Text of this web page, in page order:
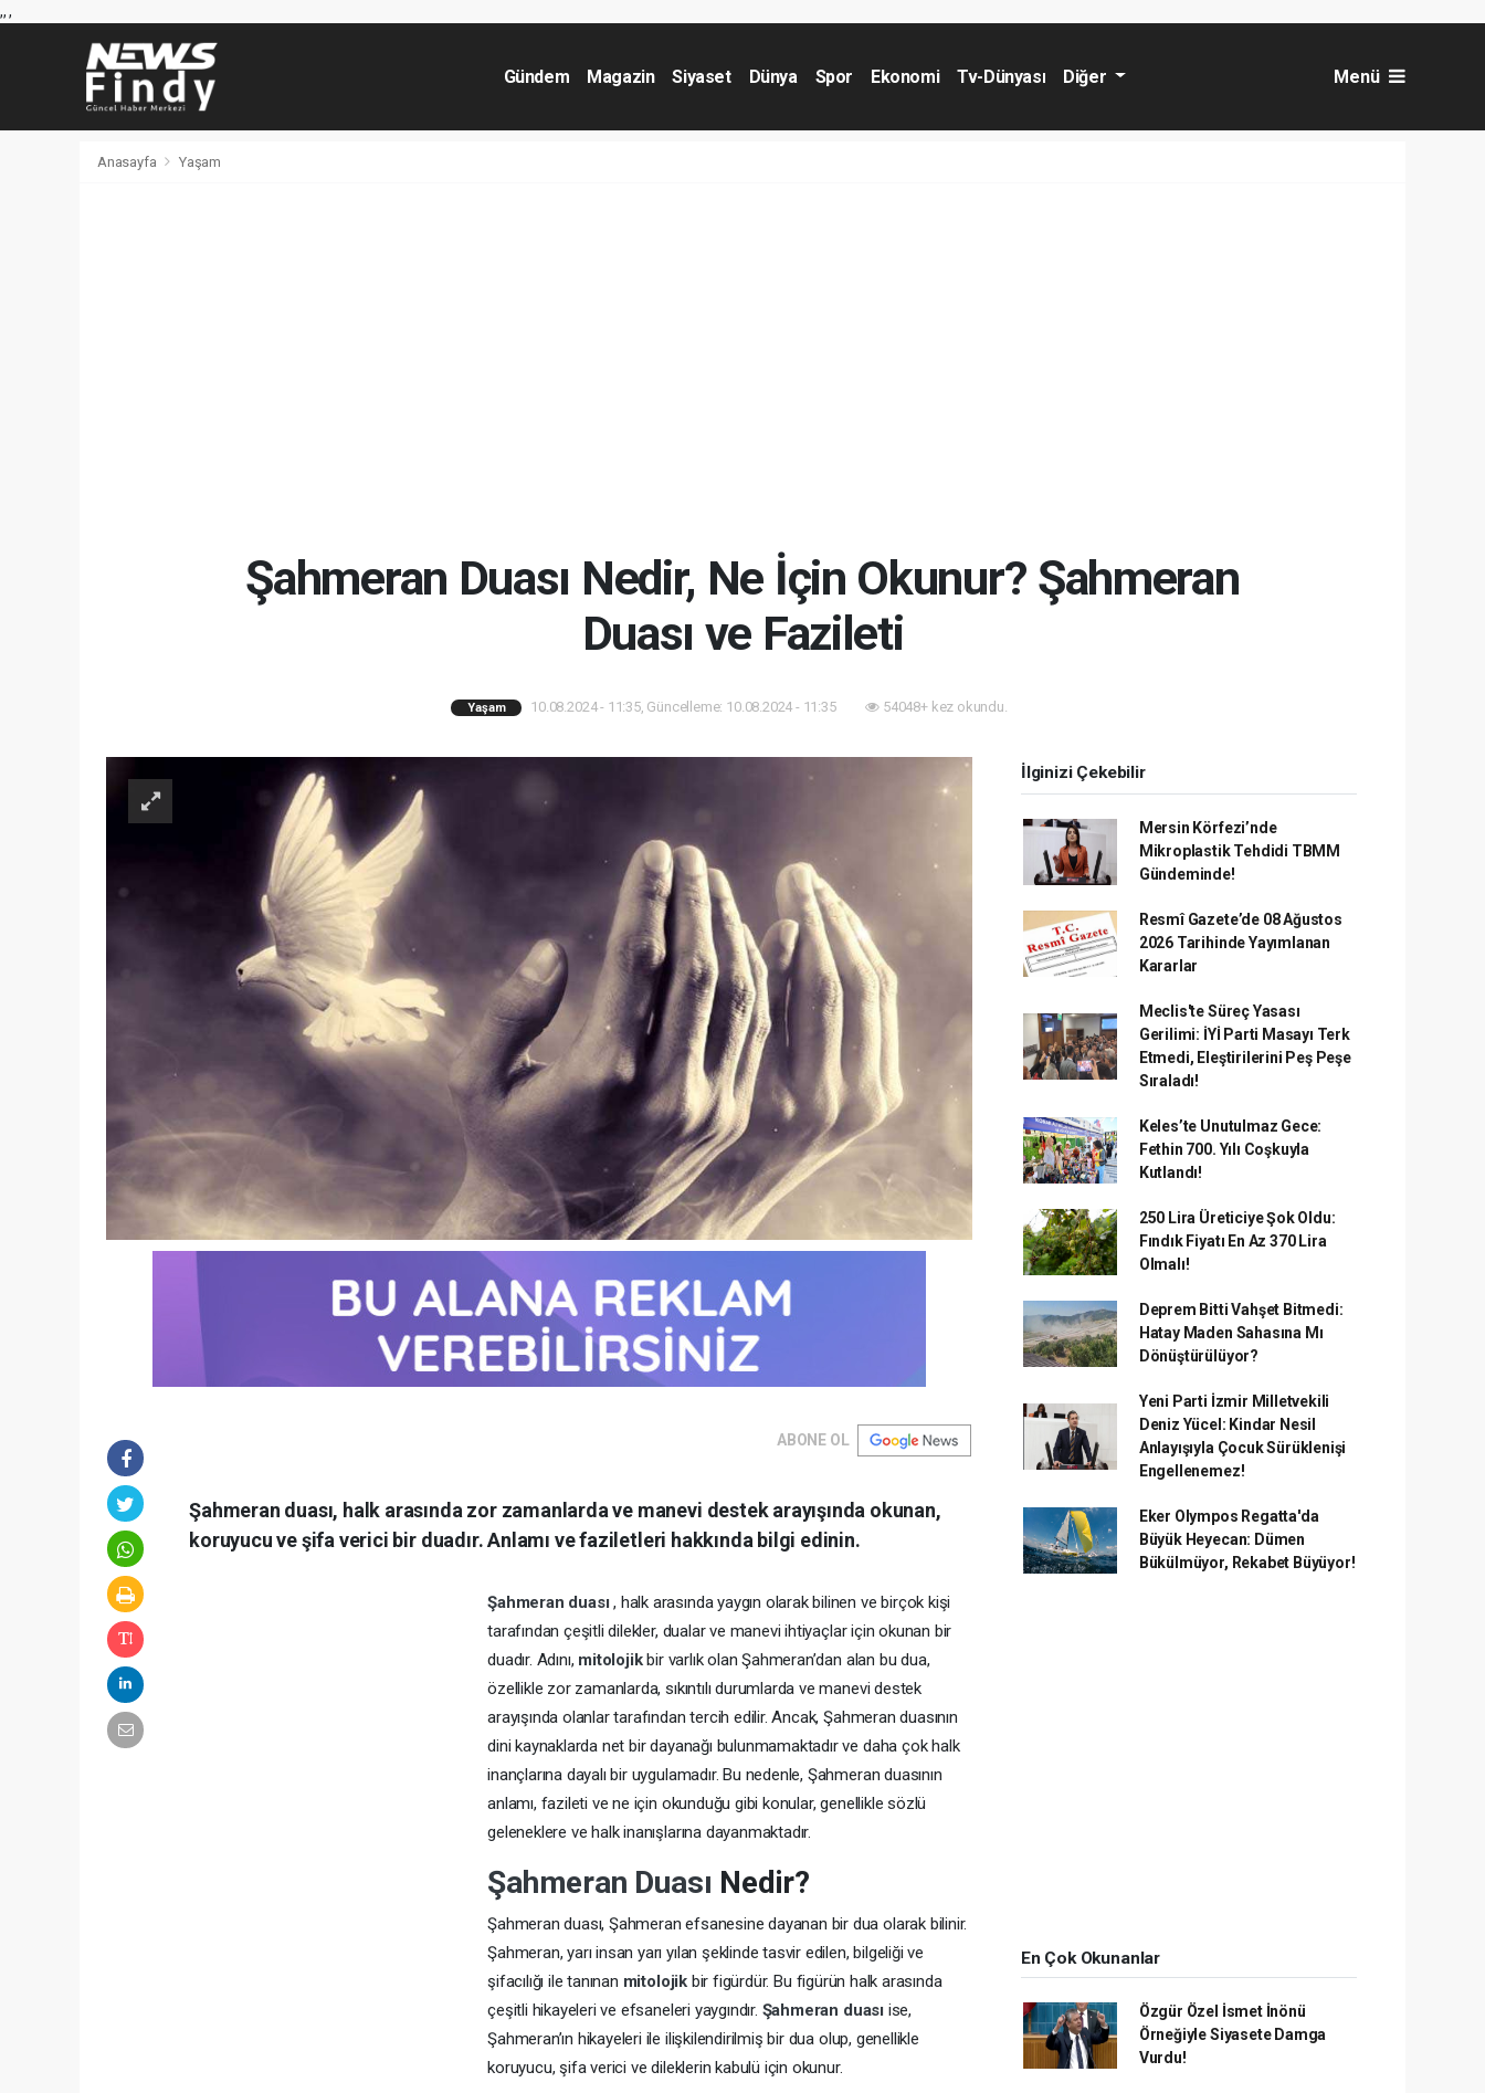
,,,
Gündem Magazin Siyaset Dünya Spor Ekonomi Tv-Dünyası Diğer Menü
Anasayfa Yaşam
Şahmeran Duası Nedir, Ne İçin Okunur? Şahmeran
Duası ve Fazileti
Yaşam 10.08.2024 - 11:35, Güncelleme: 10.08.2024 - 11:35 54048+ kez okundu.
ABONE OL
Şahmeran duası, halk arasında zor zamanlarda ve manevi destek arayışında okunan,
koruyucu ve şifa verici bir duadır. Anlamı ve faziletleri hakkında bilgi edinin.
Şahmeran duası, halk arasında yaygın olarak bilinen ve birçok kişi
tarafından çeşitli dilekler, dualar ve manevi ihtiyaçlar için okunan bir
duadır. Adını, mitolojikbir varlık olan Şahmeran’dan alan bu dua,
özellikle zor zamanlarda, sıkıntılı durumlarda ve manevi destek
arayışında olanlar tarafından tercih edilir. Ancak, Şahmeran duasının
dini kaynaklarda net bir dayanağı bulunmamaktadır ve daha çok halk
inançlarına dayalı bir uygulamadır. Bu nedenle, Şahmeran duasının
anlamı, fazileti ve ne için okunduğu gibi konular, genellikle sözlü
geleneklere ve halk inanışlarına dayanmaktadır.
Şahmeran Duası Nedir?
Şahmeran duası, Şahmeran efsanesine dayanan bir dua olarak bilinir.
Şahmeran, yarı insan yarı yılan şeklinde tasvir edilen, bilgeliği ve
şifacılığı ile tanınan mitolojik bir figürdür. Bu figürün halk arasında
çeşitli hikayeleri ve efsaneleri yaygındır. Şahmeran duası ise,
Şahmeran’ın hikayeleri ile ilişkilendirilmiş bir dua olup, genellikle
koruyucu, şifa verici ve dileklerin kabulü için okunur.
İlginizi Çekebilir
Mersin Körfezi’nde
Mikroplastik Tehdidi TBMM
Gündeminde!
Resmî Gazete’de 08 Ağustos
2026 Tarihinde Yayımlanan
Kararlar
Meclis'te Süreç Yasası
Gerilimi: İYİ Parti Masayı Terk
Etmedi, Eleştirilerini Peş Peşe
Sıraladı!
Keles’te Unutulmaz Gece:
Fethin 700. Yılı Coşkuyla
Kutlandı!
250 Lira Üreticiye Şok Oldu:
Fındık Fiyatı En Az 370 Lira
Olmalı!
Deprem Bitti Vahşet Bitmedi:
Hatay Maden Sahasına Mı
Dönüştürülüyor?
Yeni Parti İzmir Milletvekili
Deniz Yücel: Kindar Nesil
Anlayışıyla Çocuk Sürüklenişi
Engellenemez!
Eker Olympos Regatta'da
Büyük Heyecan: Dümen
Bükülmüyor, Rekabet Büyüyor!
En Çok Okunanlar
Özgür Özel İsmet İnönü
Örneğiyle Siyasete Damga
Vurdu!